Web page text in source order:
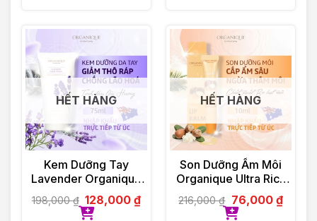
HẾT HÀNG
Kem Dưỡng Tay
Lavender Organique
Hand Cream 75ml
198,000₫ 128,000₫
HẾT HÀNG
Son Dưỡng Ẩm Môi
Organique Ultra Rich
Lip Balm 10ml
216,000₫ 76,000 ₫